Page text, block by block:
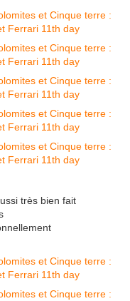
très bien fait